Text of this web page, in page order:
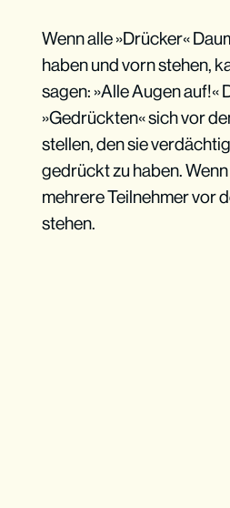
Wenn alle »Drücker«
haben und vorn stehen,
sagen: »Alle Augen auf!«
»Gedrückten« sich vor
stellen, den sie
gedrückt zu haben.
mehrere Teilnehmer vor
stehen.